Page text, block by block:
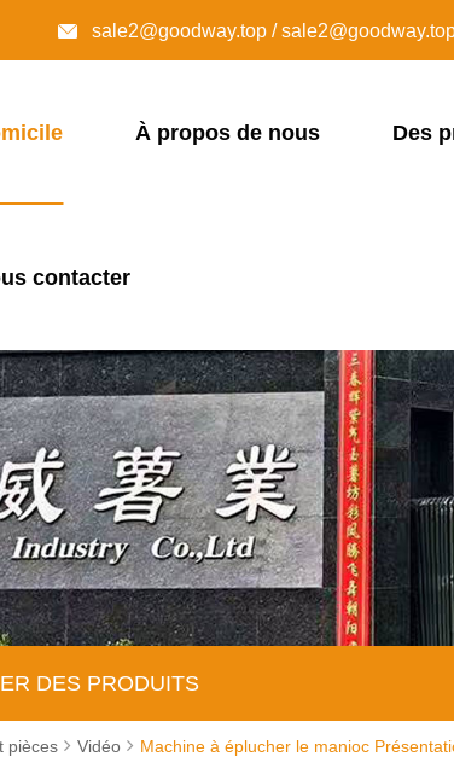
 sale2@goodway.top /
À propos de nous Des
contacter
DES PRODUITS
pièces Vidéo Machine à éplucher le manioc